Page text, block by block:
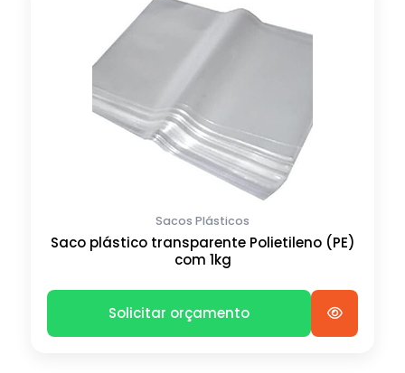
Sacos Plásticos
Saco plástico transparente Polietileno (PE)
com 1kg
Solicitar orçamento